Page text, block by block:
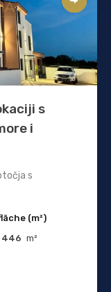
s
i
s
(m²)
446 m²